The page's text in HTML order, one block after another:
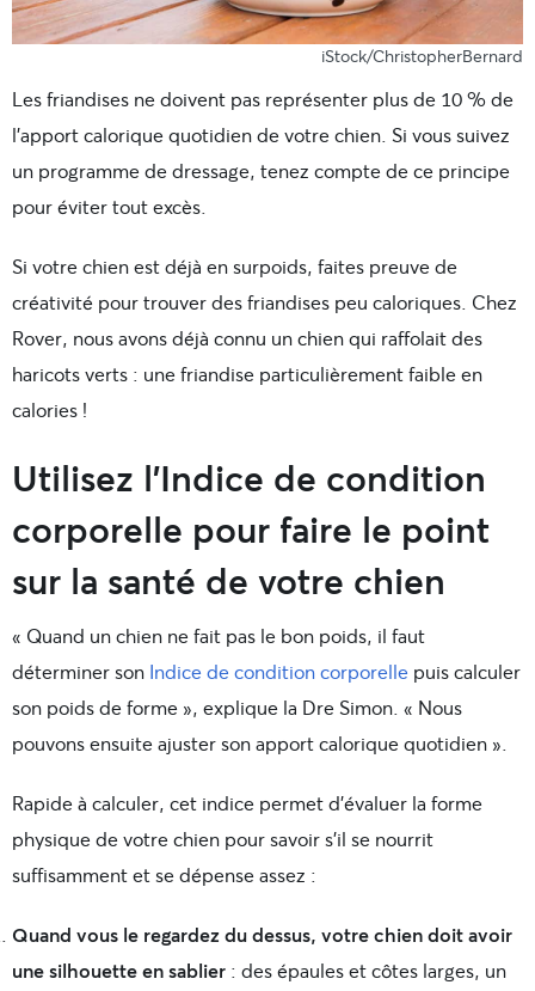
iStock/ChristopherBernard
Les friandises ne doivent pas représenter plus de 10 % de
l’apport calorique quotidien de votre chien. Si vous suivez
un programme de dressage, tenez compte de ce principe
pour éviter tout excès.
Si votre chien est déjà en surpoids, faites preuve de
créativité pour trouver des friandises peu caloriques. Chez
Rover, nous avons déjà connu un chien qui raffolait des
haricots verts : une friandise particulièrement faible en
calories !
Utilisez l’Indice de condition
corporelle pour faire le point
sur la santé de votre chien
« Quand un chien ne fait pas le bon poids, il faut
déterminer son Indice de condition corporelle puis calculer
son poids de forme », explique la Dre Simon. « Nous
pouvons ensuite ajuster son apport calorique quotidien ».
Rapide à calculer, cet indice permet d’évaluer la forme
physique de votre chien pour savoir s’il se nourrit
suffisamment et se dépense assez :
Quand vous le regardez du dessus, votre chien doit avoir
une silhouette en sablier : des épaules et côtes larges, un